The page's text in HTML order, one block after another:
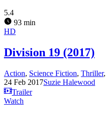
5.4
93 min
HD
Division 19 (2017)
Action, Science Fiction, Thriller,
24 Feb 2017Suzie Halewood
Trailer
Watch